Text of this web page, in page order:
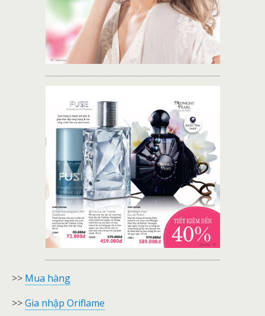
>> Mua hàng
>>Gia nhập Oriflame